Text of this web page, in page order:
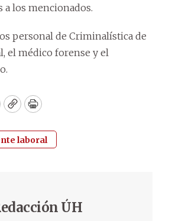
a los mencionados.
personal de Criminalística de
el médico forense y el
CopyPrint
laboral
ÚH